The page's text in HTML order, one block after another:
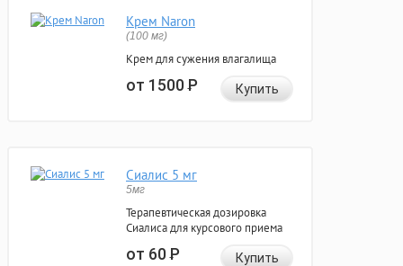
Крем Naron
(100 мг)
Крем для сужения влагалища
от 1500Р Купить
Сиалис 5 мг
5мг
Терапевтическая дозировка
Сиалиса для курсового приема
от 60Р Купить